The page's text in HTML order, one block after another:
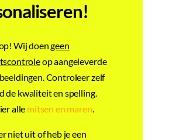
Wij doengeen
op aangeleverde
Controleer zelf
de kwaliteit en spelling.
alle mitsen en maren.
niet uit of heb je een